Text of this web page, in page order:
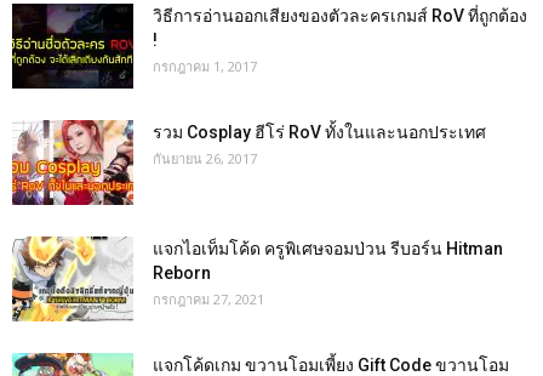
วิธีการอ่านออกเสียงของตัวละครเกมส์ RoV ที่ถูกต้อง
!
กรกฎาคม 1, 2017
รวม Cosplay ฮีโร่ RoV ทั้งในและนอกประเทศ
กันยายน 26, 2017
แจกไอเท็มโค้ด ครูพิเศษจอมป่วน รีบอร์น Hitman
Reborn
กรกฎาคม 27, 2021
แจกโค้ดเกม ขวานโอมเพี้ยง Gift Code ขวานโอม